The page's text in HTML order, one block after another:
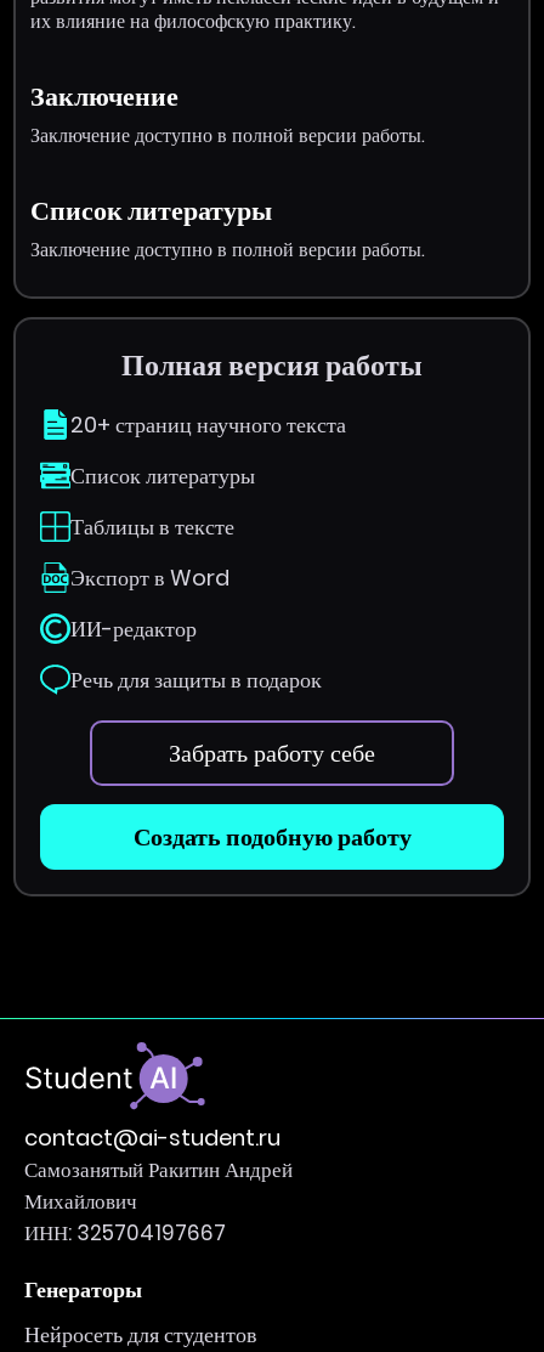
их влияние на философскую практику.
Заключение
Заключение доступно в полной версии работы.
Список литературы
Заключение доступно в полной версии работы.
Полная версия работы
20+ страниц научного текста
Список литературы
Таблицы в тексте
Экспорт в Word
ИИ-редактор
Речь для защиты в подарок
Забрать работу себе
Создать подобную работу
contact@ai-student.ru
Самозанятый Ракитин Андрей
Михайлович
ИНН: 325704197667
Генераторы
Нейросеть для студентов